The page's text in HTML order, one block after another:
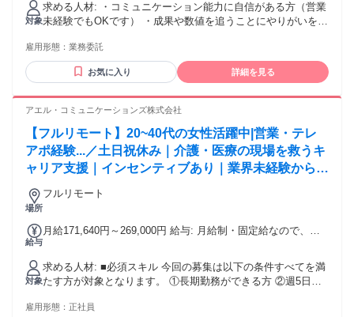
対象
求める人材: ・コミュニケーション能力に自信がある方（営業
未経験でもOKです） ・成果や数値を追うことにやりがいを感
める方 ・安定したネット環境をお持ちの方 ・
PC（Windows10以上／MacOS11以上）をお持ちの方 ・ヘッ
ドセットをご用意いただける方 ・人と話すことに抵抗がない
雇用形態： 業務委託
お気に入り 詳細を見る
アエル・コミュニケーションズ株式会社
【フルリモート】20~40代の女性活躍中|営業・テレ
アポ経験...／土日祝休み｜介護・医療の現場を救うキ
ャリア支援｜インセンティブあり｜業界未経験からプ
ロのアドバイザーへ
場所
フルリモート
給与
月給171,640円～269,000円 給与: 月給制・固定給なので、毎
て計算されます。 時間給（※1）×1日当たりの勤務時間数（7
時間）×20営業日（※2） ※1 ご経験スキルをもとに設定、
詳細はご応募後にご説明いたします ※2 当月のカレンダー日
数に関わらず、20日分を1ヶ月として算出します 上記金額に
対象
求める人材: ■必須スキル 今回の募集は以下の条件すべてを満
たす方が対象となります。 ①長期勤務ができる方 ②週5日の
ル送信）ができる方 ④自宅にインターネットの固定回線（光
雇用形態： 正社員